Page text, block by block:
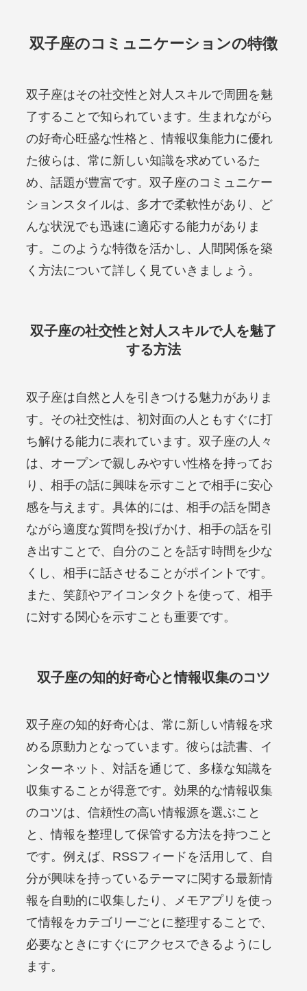
双子座のコミュニケーションの特徴
双子座はその社交性と対人スキルで周囲を魅
了することで知られています。生まれながら
の好奇心旺盛な性格と、情報収集能力に優れ
た彼らは、常に新しい知識を求めているた
め、話題が豊富です。双子座のコミュニケー
ションスタイルは、多才で柔軟性があり、ど
んな状況でも迅速に適応する能力がありま
す。このような特徴を活かし、人間関係を築
く方法について詳しく見ていきましょう。
双子座の社交性と対人スキルで人を魅了
する方法
双子座は自然と人を引きつける魅力がありま
す。その社交性は、初対面の人ともすぐに打
ち解ける能力に表れています。双子座の人々
は、オープンで親しみやすい性格を持ってお
り、相手の話に興味を示すことで相手に安心
感を与えます。具体的には、相手の話を聞き
ながら適度な質問を投げかけ、相手の話を引
き出すことで、自分のことを話す時間を少な
くし、相手に話させることがポイントです。
また、笑顔やアイコンタクトを使って、相手
に対する関心を示すことも重要です。
双子座の知的好奇心と情報収集のコツ
双子座の知的好奇心は、常に新しい情報を求
める原動力となっています。彼らは読書、イ
ンターネット、対話を通じて、多様な知識を
収集することが得意です。効果的な情報収集
のコツは、信頼性の高い情報源を選ぶこと
と、情報を整理して保管する方法を持つこと
です。例えば、RSSフィードを活用して、自
分が興味を持っているテーマに関する最新情
報を自動的に収集したり、メモアプリを使っ
て情報をカテゴリーごとに整理することで、
必要なときにすぐにアクセスできるようにし
ます。